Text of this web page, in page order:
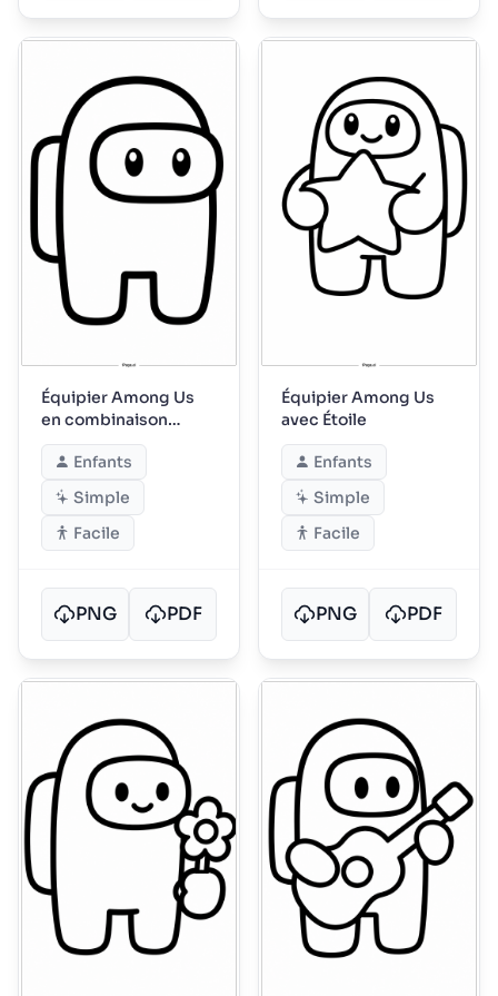
Équipier Among Us
en combinaison
spatiale
Enfants
Simple
Facile
PNG PDF
Équipier Among Us
avec Étoile
Enfants
Simple
Facile
PNG PDF